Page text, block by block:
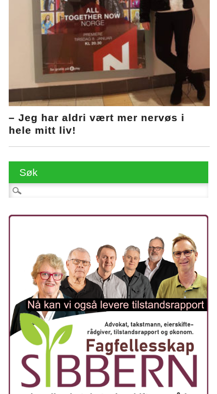
– Jeg har aldri vært mer nervøs i
hele mitt liv!
Søk
Søk etter: